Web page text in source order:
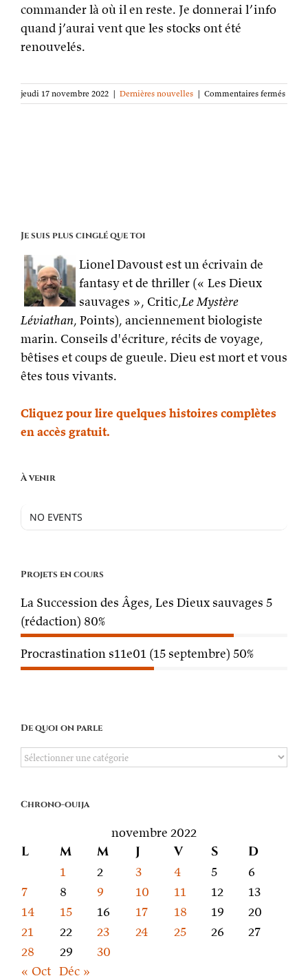
commander là où il en reste. Je donnerai l’info
quand j’aurai vent que les stocks ont été
renouvelés.
jeudi 17 novembre 2022 | Dernières nouvelles | Commentaires ferméssur
Un
Je suis plus cinglé que toi
Lionel Davoust est un écrivain de
fantasy et de thriller (« Les Dieux
sauvages », Critic,Le Mystère
Léviathan, Points), anciennement biologiste
marin. Conseils d'écriture, récits de voyage,
bêtises et coups de gueule. Dieu est mort et vous
êtes tous vivants.
Cliquez pour lire quelques histoires complètes
en accès gratuit.
À venir
NO EVENTS
Projets en cours
La Succession des Âges, Les Dieux sauvages 5
(rédaction) 80%
Procrastination s11e01 (15 septembre) 50%
De quoi on parle
De
parle
Chrono-ouija
novembre 2022
L M M J V S D
1 2 3 4 5
6
7
8 9 10 11 12
13
14
15 16 17 18 19
20
21
22 23 24 25 26
27
28
29
30
« Oct Déc »